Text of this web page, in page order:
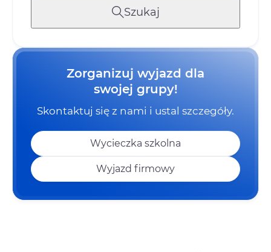
Szukaj
Zorganizuj wyjazd dla
swojej grupy!
Skontaktuj się z nami i ustal szczegóły.
Wycieczka szkolna
Wyjazd firmowy